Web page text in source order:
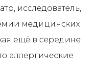
исследователь,
медицинских
ещё в середине
аллергические